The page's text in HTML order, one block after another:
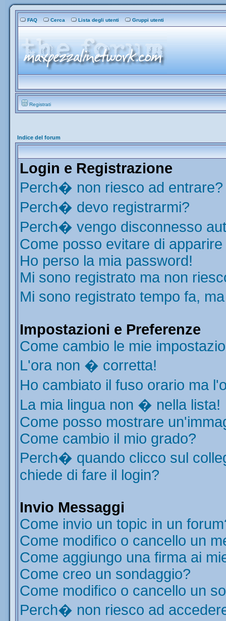
FAQ Cerca Lista degli utenti Gruppi utenti
Registrati
Indice del forum
Login e Registrazione
Perch� non riesco ad entrare?
Perch� devo registrarmi?
Perch� vengo disconnesso
Come posso evitare di
Ho perso la mia password!
Mi sono registrato ma non
Mi sono registrato tempo fa,
Impostazioni e Preferenze
Come cambio le mie
L'ora non � corretta!
Ho cambiato il fuso orario ma
La mia lingua non � nella lista!
Come posso mostrare
Come cambio il mio grado?
Perch� quando clicco sul
chiede di fare il login?
Invio Messaggi
Come invio un topic in un
Come modifico o cancello un
Come aggiungo una firma ai
Come creo un sondaggio?
Come modifico o cancello un
Perch� non riesco ad